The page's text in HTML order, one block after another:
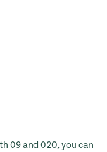
09 and 020, you can